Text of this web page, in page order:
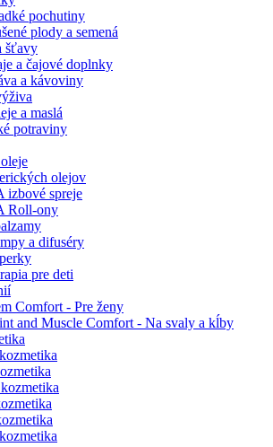
pochutiny
plody a semená
šťavy
a čajové doplnky
a kávoviny
a maslá
potraviny
olejov
izbové spreje
Roll-ony
a difuséry
pre deti
Comfort - Pre ženy
and Muscle Comfort - Na svaly a kĺby